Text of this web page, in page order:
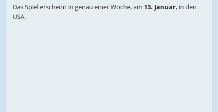
Das Spiel erscheint in genau einer Woche, am 13. Januar, in den
USA.